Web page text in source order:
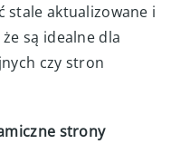
stale aktualizowane i
są idealne dla
czy stron
strony